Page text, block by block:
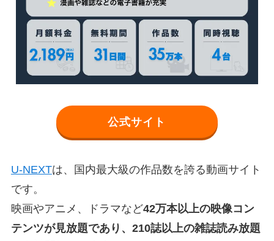
公式サイト
U-NEXTは、国内最大級の作品数を誇る動画サイト
です。
映画やアニメ、ドラマなど42万本以上の映像コン
テンツが見放題であり、210誌以上の雑誌読み放題